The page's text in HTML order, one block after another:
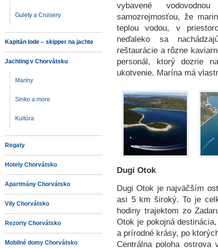
Gulety a Cruisery
Kapitán lode – skipper na jachte
Jachting v Chorvátsku
Maríny
Slnko a more
Kultúra
Regaty
Hotely Chorvátsko
Apartmány Chorvátsko
Vily Chorvátsko
Rezorty Chorvátsko
Mobilné domy Chorvátsko
vybavené
samozrejmosťou, že
teplou vodou, v
neďaleko sa
reštaurácie a rôzne
personál, ktorý dozrie
ukotvenie. Marína má
Dugi Otok
Dugi Otok je najväčším
asi 5 km široký. To je
hodiny trajektom zo
Otok je pokojná
a prírodné krásy, po
Centrálna poloha ostrova